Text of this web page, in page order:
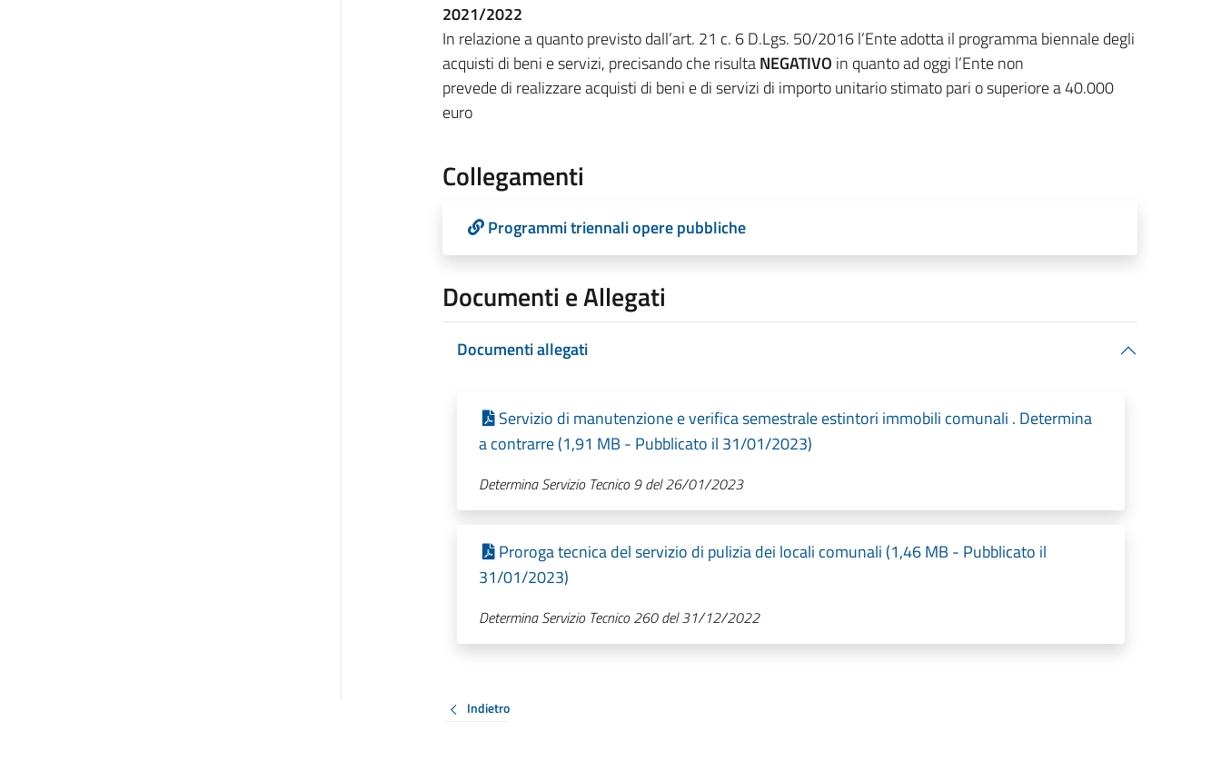
2021/2022
In relazione a quanto previsto dall’art. 21 c. 6 D.Lgs. 50/2016 l’Ente adotta il programma biennale degli
acquisti di beni e servizi, precisando che risultaNEGATIVO in quanto ad oggi l’Ente non
prevede di realizzare acquisti di beni e di servizi di importo unitario stimato pari o superiore a 40.000
euro
Collegamenti
Programmi triennali opere pubbliche
Documenti e Allegati
Documenti allegati
Servizio di manutenzione e verifica semestrale estintori immobili comunali . Determina
a contrarre (1,91 MB - Pubblicato il 31/01/2023)
Determina Servizio Tecnico 9 del 26/01/2023
Proroga tecnica del servizio di pulizia dei locali comunali (1,46 MB - Pubblicato il
31/01/2023)
Determina Servizio Tecnico 260 del 31/12/2022
Indietro